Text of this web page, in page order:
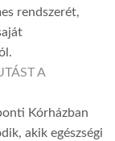
rendszerét,
A
Kórházban
akik egészségi